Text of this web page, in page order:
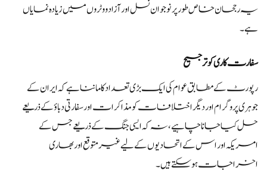
یہ رجحان خاص طور پر نوجوان نسل اور آزاد ووٹروں میں زیادہ نمایاں
ہے۔
سفارت کاری کو ترجیح
رپورٹ کے مطابق عوام کی ایک بڑی تعداد کا ماننا ہے کہ ایران کے
جوہری پروگرام اور دیگر اختلافات کو مذاکرات اور سفارتی دباؤ کے ذریعے
حل کیا جانا چاہیے، نہ کہ ایسی جنگ کے ذریعے جس کے
امریکہ اور اس کے اتحادیوں کے لیے غیر متوقع اور بھاری
اخراجات ہو سکتے ہیں۔